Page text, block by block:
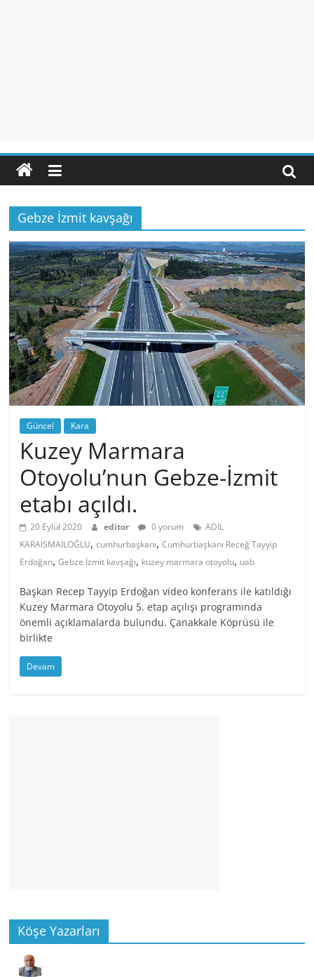
Gebze İzmit kavşağı
Güncel Kara
Kuzey Marmara
Otoyolu’nun Gebze-İzmit
etabı açıldı.
20 Eylül 2020 editor 0 yorum
ADİL
KARAİSMAİLOĞLU,cumhurbaşkanı,Cumhurbaşkanı Receğ Tayyip
Erdoğan,Gebze İzmit kavşağı, kuzey marmara otoyolu, uab
Başkan Recep Tayyip Erdoğan video konferans ile katıldığı
Kuzey Marmara Otoyolu 5. etap açılışı programında
önemli açıklamalarda bulundu. Çanakkale Köprüsü ile
birlikte
Devam
Köşe Yazarları